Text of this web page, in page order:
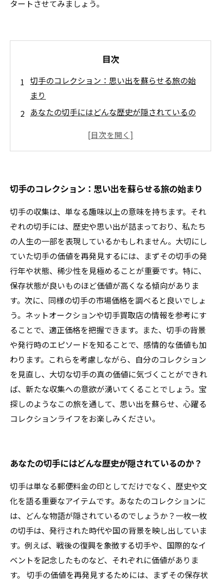
タートさせてみましょう。
目次
切手のコレクション：思い出を蘇らせる旅の始
まり
あなたの切手にはどんな歴史が隠されているの
価値を再発見するための３つのポイント
買取市場で切手を手放す際の注意点
再発見した切手の価値で新しいコレクションラ
イフを始めよう
切手のコレクション：思い出を蘇らせる旅の始まり
切手の収集は、単なる趣味以上の意味を持ちます。それ
ぞれの切手には、歴史や思い出が詰まっており、私たち
の人生の一部を表現しているかもしれません。大切にし
ていた切手の価値を再発見するには、まずその切手の発
行年や状態、稀少性を見極めることが重要です。特に、
保存状態が良いものほど価値が高くなる傾向がありま
す。次に、同様の切手の市場価格を調べると良いでしょ
う。ネットオークションや切手買取店の情報を参考にす
ることで、適正価格を把握できます。また、切手の背景
や発行時のエピソードを知ることで、感情的な価値も加
わります。これらを考慮しながら、自分のコレクション
を見直し、大切な切手の真の価値に気づくことができれ
ば、新たな収集への意欲が湧いてくることでしょう。宝
探しのようなこの旅を通して、思い出を蘇らせ、心躍る
コレクションライフをお楽しみください。
あなたの切手にはどんな歴史が隠されているのか？
切手は単なる郵便料金の印としてだけでなく、歴史や文
化を語る重要なアイテムです。あなたのコレクションに
は、どんな物語が隠されているのでしょうか？一枚一枚
の切手は、発行された時代や国の背景を映し出していま
す。例えば、戦後の復興を象徴する切手や、国際的なイ
ベントを記念したものなど、それぞれに価値がありま
す。 切手の価値を再発見するためには、まずその保存状